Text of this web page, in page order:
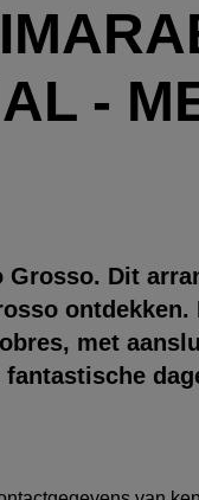
-
Dit
met